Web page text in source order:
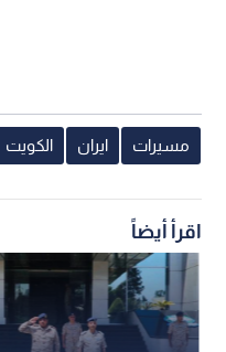
مسيرات ايران الكويت
اقرأ أيضاً